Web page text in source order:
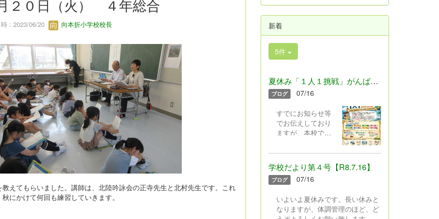
２０日（火） ４年総合
: 2023/06/20 向本折小学校校長
教えてもらいました。講師は、北陸吟詠会の正寺先生と北村先生です。これ
にかけて何回も練習していきます。
新着
5件
夏休み「１人１挑戦」がんばろう！
ブログ 07/16
すでにお知らせ等
でお伝えしており
ますが、本校では
までの“１年生から
４年生は「工
作」”“５・６年生は
「科学研究」”と限
きた夏休みの課題
を見直し、新たに
学校だより第４号【R8.7.16】
ブログ 07/16
いよいよ夏休みです。長い休みと
なりますが、体調管理のほど、ど